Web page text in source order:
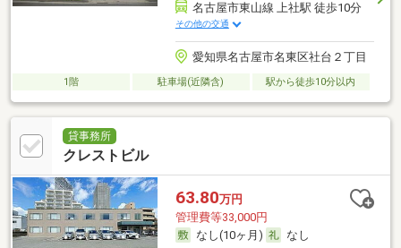
名古屋市東山線 上社駅 徒歩10分
その他の交通
愛知県名古屋市名東区社台２丁目
1階 駐車場(近隣含) 駅から徒歩10分以内
貸事務所
クレストビル
63.80万円
管理費等33,000円
なし(10ヶ月)
なし